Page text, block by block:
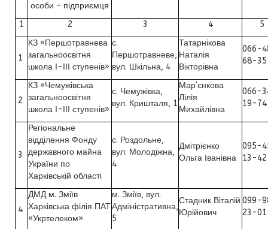
особи – підприємця
1 2 3 4 5
1
КЗ «Першотравнева
загальноосвітня
школа І-ІІІ ступенів»
с.
Першотравневе,
вул. Шкільна, 4
Татарнікова
Наталія
Вікторівна
066-
68-35
2
КЗ «Чемужівська
загальноосвітня
школа І-ІІІ ступенів»
с. Чемужівка,
вул. Кришталя, 1
Мар'єнкова
Лілія
Михайлівна
066-
19-74
3
Регіональне
відділення Фонду
державного майна
України по
Харківській області
с. Роздольне,
вул. Молодіжна,
4
Дмітрієнко
Ольга Іванівна
095-
13-42
4
ДМД м. Зміїв
Харківська філія ПАТ
«Укртелеком»
м. Зміїв, вул.
Адміністративна,
5
Стадник Віталій
Юрійович
099-
23-01